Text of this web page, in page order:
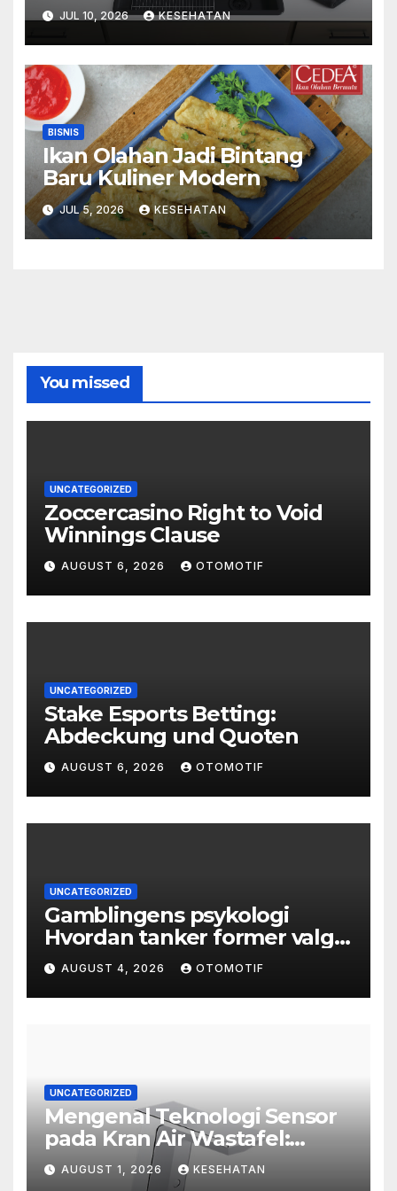
Menyenangkan
JUL 10, 2026 KESEHATAN
BISNIS
Ikan Olahan Jadi Bintang
Baru Kuliner Modern
JUL 5, 2026 KESEHATAN
You missed
UNCATEGORIZED
Zoccercasino Right to Void
Winnings Clause
AUGUST 6, 2026 OTOMOTIF
UNCATEGORIZED
Stake Esports Betting:
Abdeckung und Quoten
AUGUST 6, 2026 OTOMOTIF
UNCATEGORIZED
Gamblingens psykologi
Hvordan tanker former valg
og atferd
AUGUST 4, 2026 OTOMOTIF
UNCATEGORIZED
Mengenal Teknologi Sensor
pada Kran Air Wastafel:
Mewah, Cerdas, dan Higienis
AUGUST 1, 2026 KESEHATAN